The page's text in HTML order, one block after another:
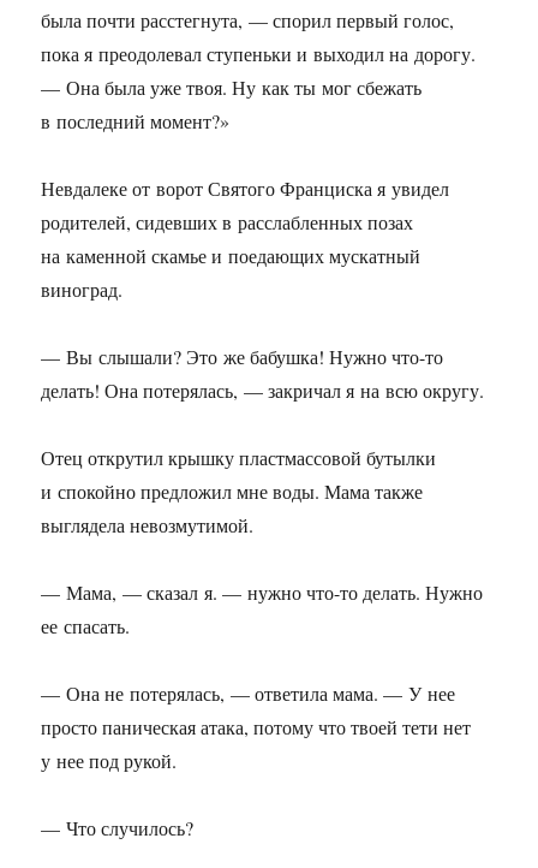
была почти расстегнута, — спорил первый голос,
пока я преодолевал ступеньки и выходил на дорогу.
— Она была уже твоя. Ну как ты мог сбежать
в последний момент?»
Невдалеке от ворот Святого Франциска я увидел
родителей, сидевших в расслабленных позах
на каменной скамье и поедающих мускатный
виноград.
— Вы слышали? Это же бабушка! Нужно что-то
делать! Она потерялась, — закричал я на всю округу.
Отец открутил крышку пластмассовой бутылки
и спокойно предложил мне воды. Мама также
выглядела невозмутимой.
— Мама, — сказал я. — нужно что-то делать. Нужно
ее спасать.
— Она не потерялась, — ответила мама. — У нее
просто паническая атака, потому что твоей тети нет
у нее под рукой.
— Что случилось?